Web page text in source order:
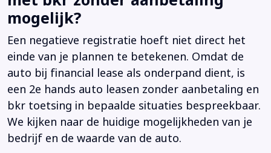
mogelijk?
Een negatieve registratie hoeft niet direct het
einde van je plannen te betekenen. Omdat de
auto bij financial lease als onderpand dient, is
een 2e hands auto leasen zonder aanbetaling en
bkr toetsing in bepaalde situaties bespreekbaar.
We kijken naar de huidige mogelijkheden van je
bedrijf en de waarde van de auto.